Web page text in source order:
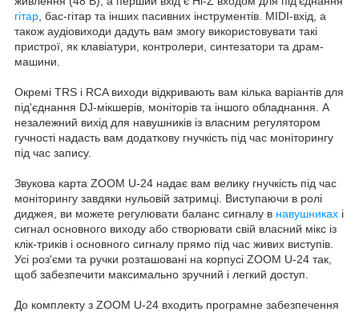
гітар , бас-гітар та інших пасивних інструментів. MIDI-вхід, а
також аудіовиходи дадуть вам змогу використовувати такі
пристрої, як клавіатури, контролери, синтезатори та драм-
машини.
Окремі TRS і RCA виходи відкривають вам кілька варіантів для
під'єднання DJ-мікшерів, моніторів та іншого обладнання. А
незалежний вихід для навушників із власним регулятором
гучності надасть вам додаткову гнучкість під час моніторингу
під час запису.
Звукова карта ZOOM U-24 надає вам велику гнучкість під час
моніторингу завдяки нульовій затримці. Виступаючи в ролі
диджея, ви можете регулювати баланс сигналу в навушниках і
сигнал основного виходу або створювати свій власний мікс із
клік-триків і основного сигналу прямо під час живих виступів.
Усі роз'єми та ручки розташовані на корпусі ZOOM U-24 так,
щоб забезпечити максимально зручний і легкий доступ.
До комплекту з ZOOM U-24 входить програмне забезпечення